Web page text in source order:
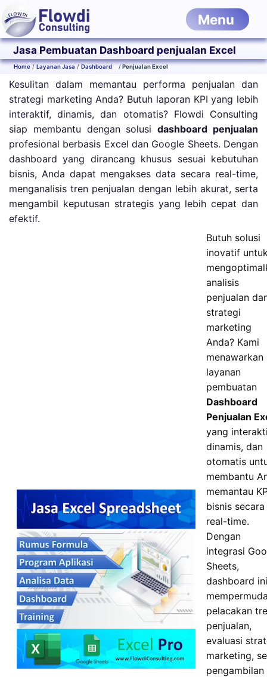
Menu
Jasa Pembuatan Dashboard penjualan Excel
Home Layanan Jasa Dashboard Penjualan Excel
Kesulitan dalam memantau performa penjualan dan
strategi marketing Anda? Butuh laporan KPI yang lebih
interaktif, dinamis, dan otomatis? Flowdi Consulting
siap membantu dengan solusidashboard penjualan
profesional berbasis Excel dan Google Sheets. Dengan
dashboard yang dirancang khusus sesuai kebutuhan
bisnis, Anda dapat mengakses data secara real-time,
menganalisis tren penjualan dengan lebih akurat, serta
mengambil keputusan strategis yang lebih cepat dan
efektif.
Butuh solusi
inovatif
analisis
penjualan
strategi
marketing
Anda? Kami
menawarkan
layanan
pembuatan
Dashboard
Penjualan
yang
dinamis, dan
otomatis
membantu
memantau
bisnis secara
real-time.
Dengan
integrasi
Sheets,
dashboard ini
pelacakan
penjualan,
evaluasi
marketing,
pengambilan